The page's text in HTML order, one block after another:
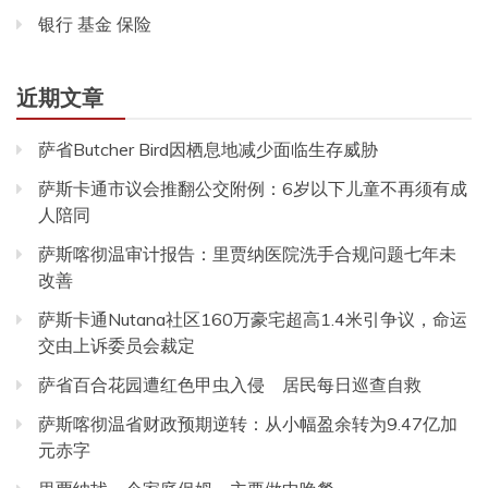
银行 基金 保险
近期文章
萨省Butcher Bird因栖息地减少面临生存威胁
萨斯卡通市议会推翻公交附例：6岁以下儿童不再须有成
人陪同
萨斯喀彻温审计报告：里贾纳医院洗手合规问题七年未
改善
萨斯卡通Nutana社区160万豪宅超高1.4米引争议，命运
交由上诉委员会裁定
萨省百合花园遭红色甲虫入侵 居民每日巡查自救
萨斯喀彻温省财政预期逆转：从小幅盈余转为9.47亿加
元赤字